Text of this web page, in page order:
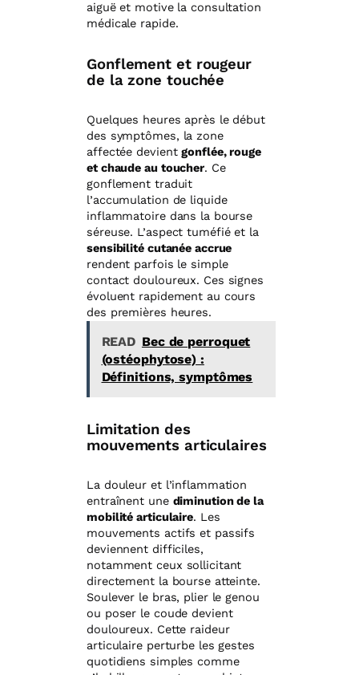
aiguë et motive la consultation
médicale rapide.
Gonflement et rougeur
de la zone touchée
Quelques heures après le début
des symptômes, la zone
affectée devientgonflée, rouge
et chaude au toucher. Ce
gonflement traduit
l’accumulation de liquide
inflammatoire dans la bourse
séreuse. L’aspect tuméfié et la
sensibilité cutanée accrue
rendent parfois le simple
contact douloureux. Ces signes
évoluent rapidement au cours
des premières heures.
READ Bec de perroquet
(ostéophytose) :
Définitions, symptômes
Limitation des
mouvements articulaires
La douleur et l’inflammation
entraînent une diminution de la
mobilité articulaire. Les
mouvements actifs et passifs
deviennent difficiles,
notamment ceux sollicitant
directement la bourse atteinte.
Soulever le bras, plier le genou
ou poser le coude devient
douloureux. Cette raideur
articulaire perturbe les gestes
quotidiens simples comme